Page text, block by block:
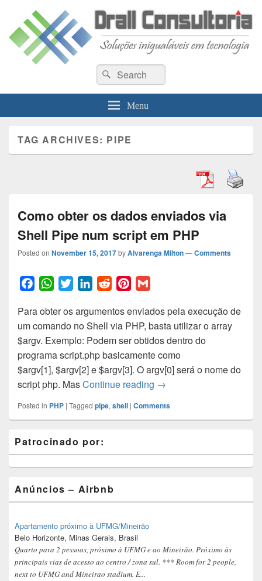
Drall Dev Community
Blog de compartilhamento de informações de desenvolvimento de sistemas
Search
for:
Search
Menu
TAG ARCHIVES: PIPE
Como obter os dados enviados via
Shell Pipe num script em PHP
Posted on November 15, 2017byAlvarenga Milton—Comments
c
e
b
o
o
k
W
a
t
s
A
p
p
t
t
e
r
n
k
e
d
I
n
R
d
d
i
t
n
t
e
r
e
s
a
i
l
Para obter os argumentos enviados pela execução de
um comando no Shell via PHP, basta utilizar o array
$argv. Exemplo: Podem ser obtidos dentro do
programa script.php basicamente como
$argv[1], $argv[2] e $argv[3]. O argv[0] será o nome do
script php. MasContinue reading Como obter os dados
→
Posted in PHP | Tagged pipe, shell | Comments
Sidebar
Widget
Area
Patrocinado por:
Anúncios – Airbnb
Apartamento próximo à UFMG/Mineirão
Belo Horizonte, Minas Gerais, Brasil
Quarto para 2 pessoas, próximo à UFMG e ao Mineirão. Próximo às
principais vias de acesso ao centro / zona sul. *** Room for 2 people,
next to UFMG and Mineirao stadium. E...